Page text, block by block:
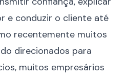
e conduzir o cliente até
recentemente muitos
direcionados para
muitos empresários